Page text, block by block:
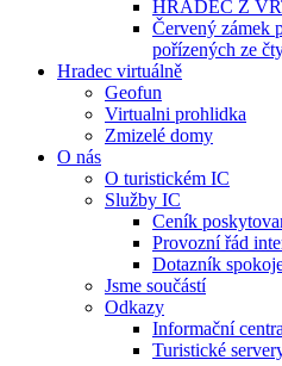
HRADEC Z
Červený zámek
pořízených ze
Hradec virtuálně
Geofun
Virtualni prohlidka
Zmizelé domy
O nás
O turistickém IC
Služby IC
Ceník
Provozní řád
Dotazník
Jsme součástí
Odkazy
Informační centra
Turistické